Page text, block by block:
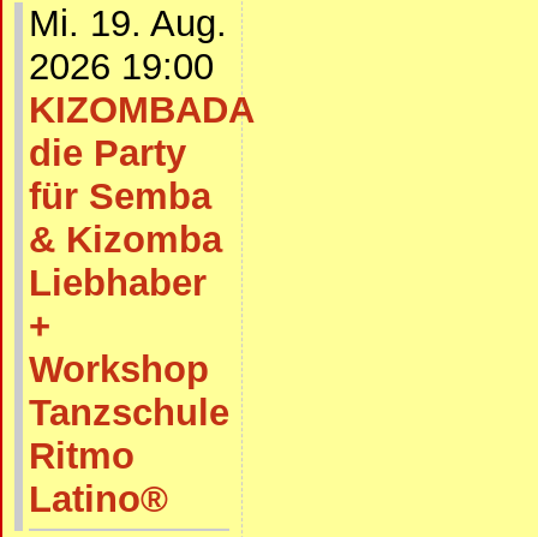
Mi. 19. Aug.
2026 19:00
KIZOMBADA
die Party
für Semba
& Kizomba
Liebhaber
+
Workshop
Tanzschule
Ritmo
Latino®